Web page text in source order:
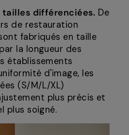
tailles différenciées. De
de restauration
fabriqués en taille
la longueur des
établissements
d'image, les
(S/M/L/XL)
plus précis et
plus soigné.